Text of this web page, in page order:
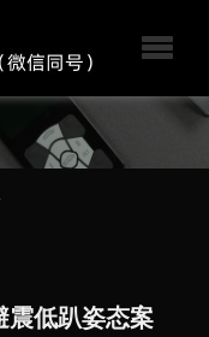
震低趴姿态案